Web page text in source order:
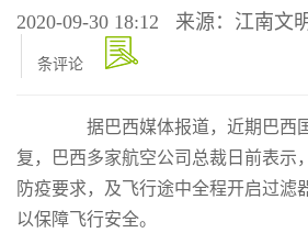
2020-09-30 18:12 来源：江南文
条评论
据巴西媒体报道，近期巴西
复，巴西多家航空公司总裁日前表示
防疫要求，及飞行途中全程开启过滤
以保障飞行安全。